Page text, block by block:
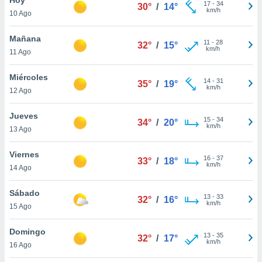
en
más
nuestra
de
cookies
aceptar
10 Ago
30° / 14° 17- 34
km/h
Mañana
11 Ago
32° / 15° 11 - 28
km/h
Miércoles
12 Ago
35° / 19° 14- 31
km/h
Jueves
13 Ago
34° / 20° 15- 34
km/h
Viernes
14 Ago
33° / 18° 16- 37
km/h
Sábado
15 Ago
32° / 16° 13- 33
km/h
Domingo
16 Ago
32° / 17° 13- 35
km/h